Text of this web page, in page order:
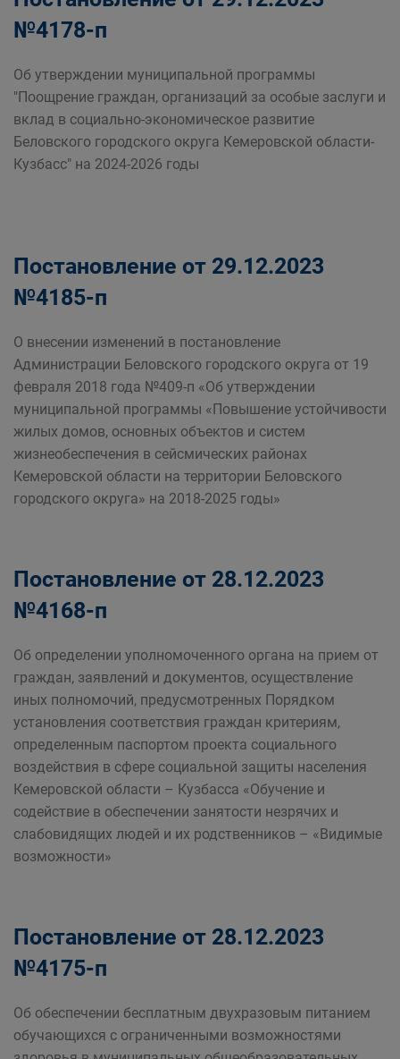
№4178-п
Об утверждении муниципальной программы
"Поощрение граждан, организаций за особые заслуги и
вклад в социально-экономическое развитие
Беловского городского округа Кемеровской области-
Кузбасс" на 2024-2026 годы
Постановление от 29.12.2023
№4185-п
О внесении изменений в постановление
Администрации Беловского городского округа от 19
февраля 2018 года №409-п «Об утверждении
муниципальной программы «Повышение устойчивости
жилых домов, основных объектов и систем
жизнеобеспечения в сейсмических районах
Кемеровской области на территории Беловского
городского округа» на 2018-2025 годы»
Постановление от 28.12.2023
№4168-п
Об определении уполномоченного органа на прием от
граждан, заявлений и документов, осуществление
иных полномочий, предусмотренных Порядком
установления соответствия граждан критериям,
определенным паспортом проекта социального
воздействия в сфере социальной защиты населения
Кемеровской области – Кузбасса «Обучение и
содействие в обеспечении занятости незрячих и
слабовидящих людей и их родственников – «Видимые
возможности»
Постановление от 28.12.2023
№4175-п
Об обеспечении бесплатным двухразовым питанием
обучающихся с ограниченными возможностями